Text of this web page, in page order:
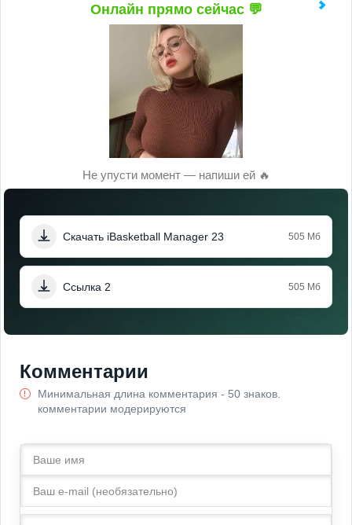
Онлайн прямо сейчас 💬
Не упусти момент — напиши ей 🔥
Скачать iBasketball Manager 23 505 Мб
Ссылка 2 505 Мб
Комментарии
Минимальная длина комментария - 50 знаков.
комментарии модерируются